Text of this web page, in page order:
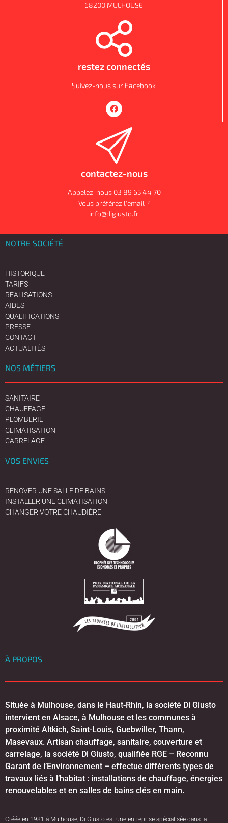
68200 MULHOUSE
restez connectés
Suivez-nous sur Facebook
contactez-nous
Appelez-nous 03 89 65 44 70
Vous préférez l'email ?
info@digiusto.fr
NOTRE SOCIÉTÉ
HISTORIQUE
TARIFS
RÉALISATIONS
AIDES
QUALIFICATIONS
PRESSE
CONTACT
ACTUALITÉS
NOS MÉTIERS
SANITAIRE
CHAUFFAGE
PLOMBERIE
CLIMATISATION
CARRELAGE
VOS ENVIES
RÉNOVER UNE SALLE DE BAINS
INSTALLER UNE CLIMATISATION
CHANGER VOTRE CHAUDIÈRE
À PROPOS
Située à Mulhouse, dans le Haut-Rhin, la société Di Giusto
intervient en Alsace, à Mulhouse et les communes à
proximité Altkich, Saint-Louis, Guebwiller, Thann,
Masevaux. Artisan chauffage, sanitaire, couverture et
carrelage, la société Di Giusto, qualifiée RGE – Reconnu
Garant de l’Environnement – effectue différents types de
travaux liés à l’habitat : installations de chauffage, énergies
renouvelables et en salles de bains clés en main.
Créée en 1981 à Mulhouse, Di Giusto est une entreprise spécialisée dans la